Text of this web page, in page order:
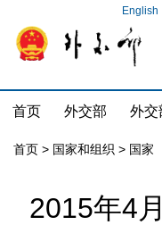
English
首页 外交部 外交
首页 > 国家和组织 > 国家
2015年4